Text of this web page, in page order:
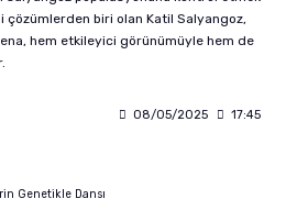
çözümlerden biri olan Katil Salyangoz,
hem etkileyici görünümüyle hem de
08/05/2025 17:45